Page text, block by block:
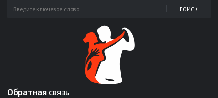
ПОИСК
Обратная связь